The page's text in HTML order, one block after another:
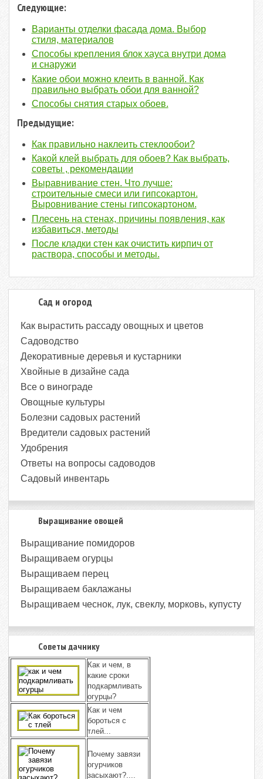
Следующие:
Варианты отделки фасада дома. Выбор
стиля, материалов
Способы крепления блок хауса внутри дома
и снаружи
Какие обои можно клеить в ванной. Как
правильно выбрать обои для ванной?
Способы снятия старых обоев.
Предыдущие:
Как правильно наклеить стеклообои?
Какой клей выбрать для обоев? Как выбрать,
советы , рекомендации
Выравнивание стен. Что лучше:
строительные смеси или гипсокартон.
Выровнивание стены гипсокартоном.
Плесень на стенах, причины появления, как
избавиться, методы
После кладки стен как очистить кирпич от
раствора, способы и методы.
Сад и огород
Как вырастить рассаду овощных и цветов
Садоводство
Декоративные деревья и кустарники
Хвойные в дизайне сада
Все о винограде
Овощные культуры
Болезни садовых растений
Вредители садовых растений
Удобрения
Ответы на вопросы садоводов
Садовый инвентарь
Выращивание овощей
Выращивание помидоров
Выращиваем огурцы
Выращиваем перец
Выращиваем баклажаны
Выращиваем чеснок, лук, свеклу, морковь, купусту
Советы дачнику
Как и чем, в
какие сроки
подкармливать
огурцы?
Как и чем
бороться с
тлей...
Почему завязи
огурчиков
засыхают?....